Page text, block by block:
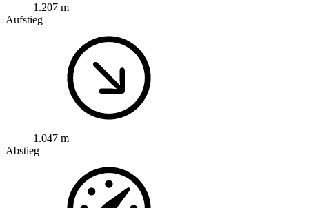
1.207 m
Aufstieg
1.047 m
Abstieg